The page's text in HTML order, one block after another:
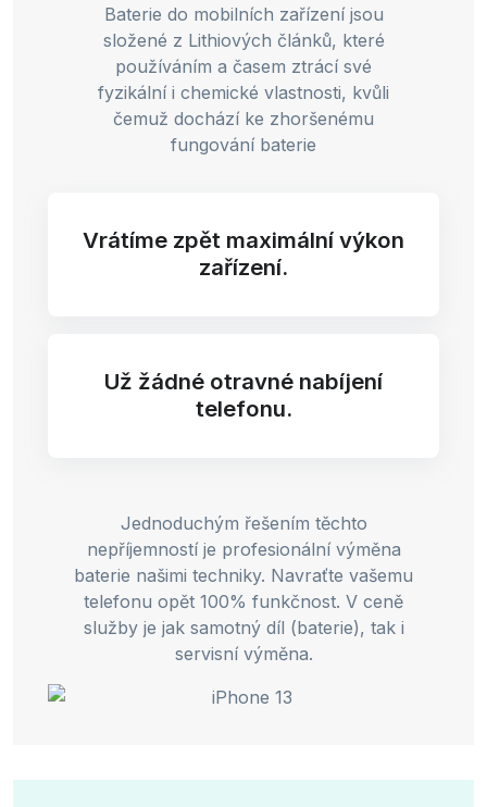
Baterie do mobilních zařízení jsou
složené z Lithiových článků, které
používáním a časem ztrácí své
fyzikální i chemické vlastnosti, kvůli
čemuž dochází ke zhoršenému
fungování baterie
Vrátíme zpět maximální výkon
zařízení.
Už žádné otravné nabíjení
telefonu.
Jednoduchým řešením těchto
nepříjemností je profesionální výměna
baterie našimi techniky. Navraťte vašemu
telefonu opět 100% funkčnost. V ceně
služby je jak samotný díl (baterie), tak i
servisní výměna.